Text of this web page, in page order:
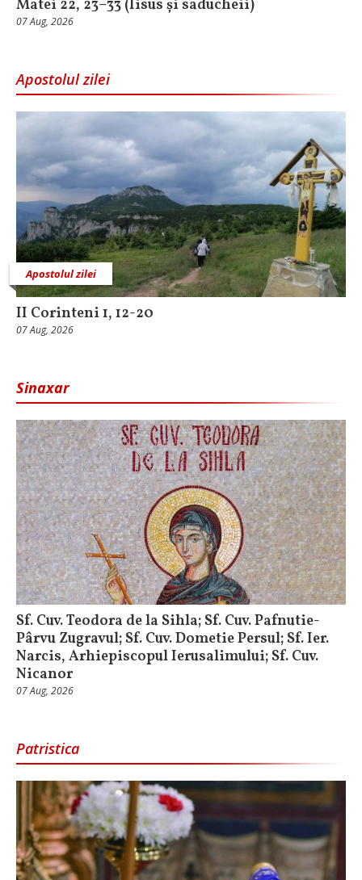
Matei 22, 23–33 (Iisus și saducheii)
07 Aug, 2026
Apostolul zilei
Apostolul zilei
II Corinteni 1, 12-20
07 Aug, 2026
Sinaxar
Sf. Cuv. Teodora de la Sihla; Sf. Cuv. Pafnutie-
Pârvu Zugravul; Sf. Cuv. Dometie Persul; Sf. Ier.
Narcis, Arhiepiscopul Ierusalimului; Sf. Cuv.
Nicanor
07 Aug, 2026
Patristica